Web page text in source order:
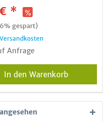
*
gespart)
Anfrage
In den Warenkorb